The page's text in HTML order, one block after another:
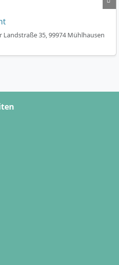
Landstraße 35, 99974 Mühlhausen